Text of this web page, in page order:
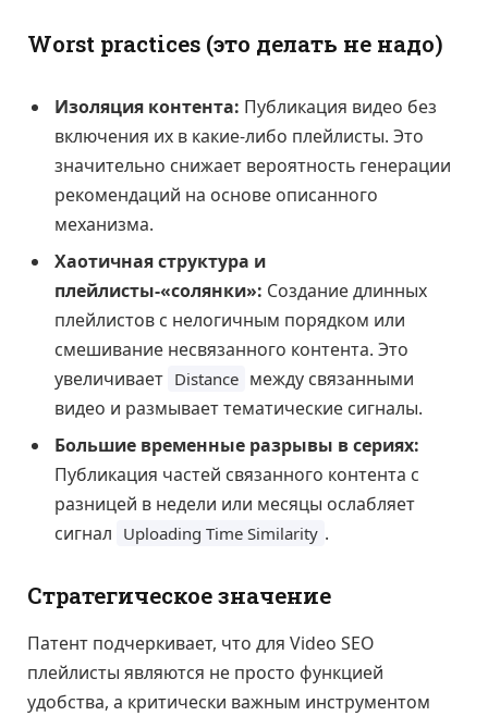
Worst practices (это делать не надо)
Изоляция контента: Публикация видео без
включения их в какие-либо плейлисты. Это
значительно снижает вероятность генерации
рекомендаций на основе описанного
механизма.
Хаотичная структура и
плейлисты-«солянки»: Создание длинных
плейлистов с нелогичным порядком или
смешивание несвязанного контента. Это
увеличивает Distance между связанными
видео и размывает тематические сигналы.
Большие временные разрывы в сериях:
Публикация частей связанного контента с
разницей в недели или месяцы ослабляет
сигнал Uploading Time Similarity .
Стратегическое значение
Патент подчеркивает, что для Video SEO
плейлисты являются не просто функцией
удобства, а критически важным инструментом